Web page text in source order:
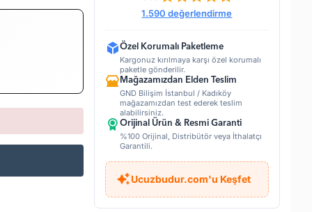
1.590 değerlendirme
Özel Korumalı Paketleme
Kargonuz kırılmaya karşı özel korumalı
paketle gönderilir.
Mağazamızdan Elden Teslim
GND Bilişim İstanbul / Kadıköy
mağazamızdan test ederek teslim
alabilirsiniz.
Orijinal Ürün & Resmi Garanti
%100 Orijinal, Distribütör veya İthalatçı
Garantili.
Ucuzbudur.com'u Keşfet